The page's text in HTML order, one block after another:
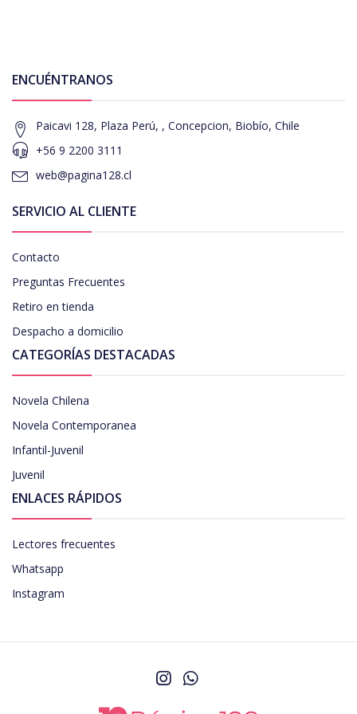
ENCUÉNTRANOS
Paicavi 128, Plaza Perú, , Concepcion, Biobío, Chile
+56 9 2200 3111
web@pagina128.cl
SERVICIO AL CLIENTE
Contacto
Preguntas Frecuentes
Retiro en tienda
Despacho a domicilio
CATEGORÍAS DESTACADAS
Novela Chilena
Novela Contemporanea
Infantil-Juvenil
Juvenil
ENLACES RÁPIDOS
Lectores frecuentes
Whatsapp
Instagram